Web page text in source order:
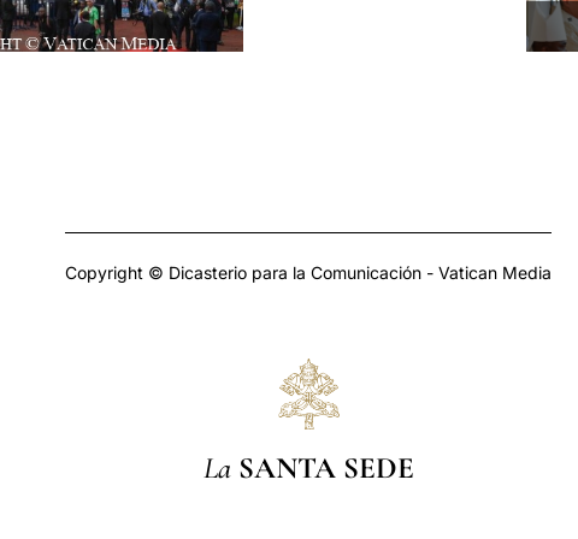
Copyright © Dicasterio para la Comunicación - Vatican Media
La SANTA SEDE